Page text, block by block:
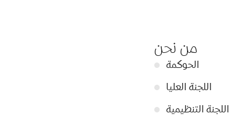
من نحن
● الحوكمة
● اللجنة العليا
● اللجنة التنظيمية